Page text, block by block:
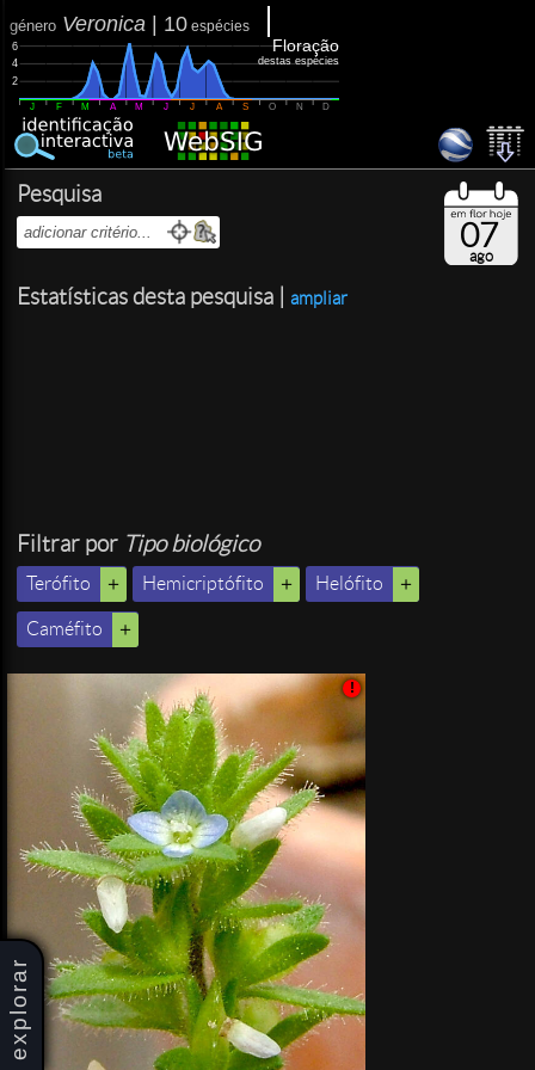
explorar
género Veronica 10 espécies
2
4
6
J F M A M J J A S O N D
Floração
destas espécies
Pesquisa
Estatísticas desta pesquisa | ampliar
Filtrar por Tipo biológico
Terófito Hemicriptófito Helófito
Caméfito
07
ago
!